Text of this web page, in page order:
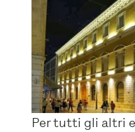
Per tutti gli altri